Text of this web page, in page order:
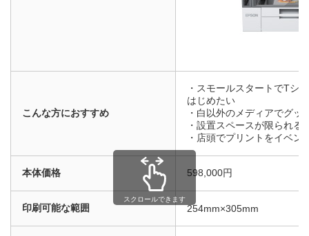
こんな方におすすめ
・スモールスタートでTシ
はじめたい
・白以外のメディアでグッ
・設置スペースが限られる
・店頭でプリントをイベン
本体価格 598,000円
印刷可能な範囲 254mm×305mm
スクロールできます